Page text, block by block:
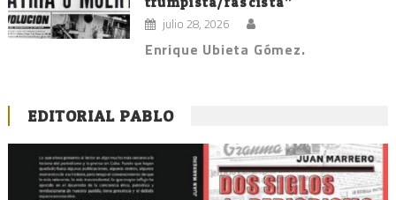
julio 28, 2026
Enrique Ubieta Gómez.
EDITORIAL PABLO